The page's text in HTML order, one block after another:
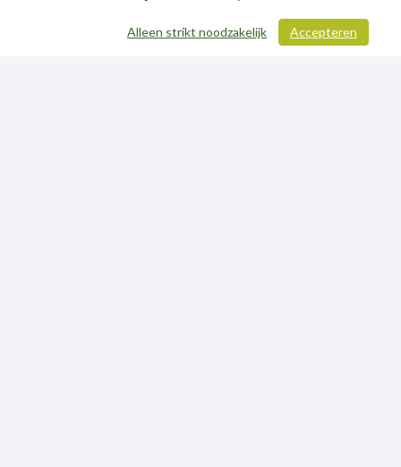
/ 21
Accepteren
Alleen strikt noodzakelijk